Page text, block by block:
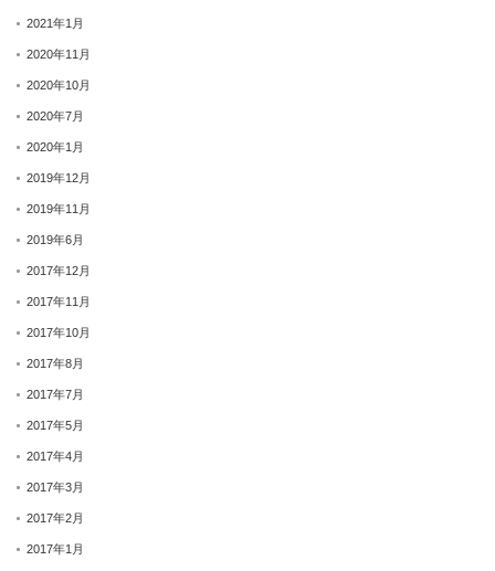
2021年1月
2020年11月
2020年10月
2020年7月
2020年1月
2019年12月
2019年11月
2019年6月
2017年12月
2017年11月
2017年10月
2017年8月
2017年7月
2017年5月
2017年4月
2017年3月
2017年2月
2017年1月